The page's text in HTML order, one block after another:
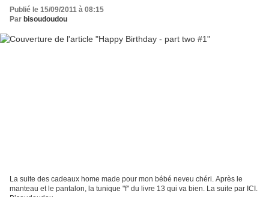
Publié le 15/09/2011 à 08:15
Par bisoudoudou
La suite des cadeaux home made pour mon bébé neveu chéri. Après le
manteau et le pantalon, la tunique "f" du livre 13 qui va bien. La suite par ICI.